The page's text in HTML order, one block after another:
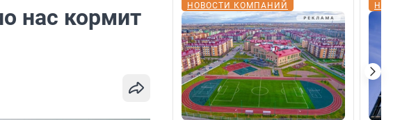
нас кормит НОВОСТИ КОМПАНИЙ